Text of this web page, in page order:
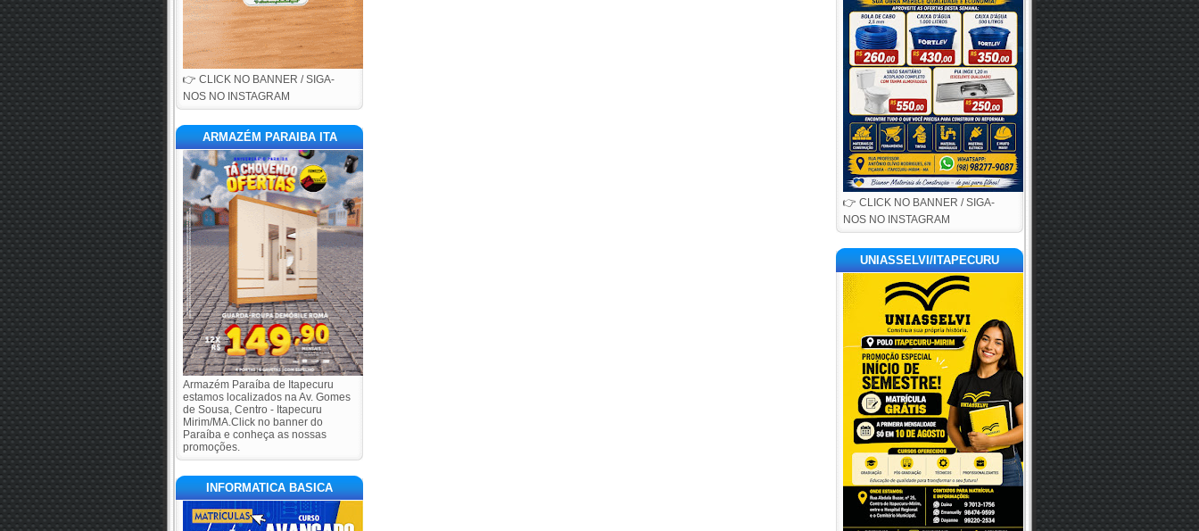
👉 CLICK NO BANNER / SIGA-
NOS NO INSTAGRAM
ARMAZÉM PARAIBA ITA
Armazém Paraíba de Itapecuru
estamos localizados na Av. Gomes
de Sousa, Centro - Itapecuru
Mirim/MA.Click no banner do
Paraíba e conheça as nossas
promoções.
INFORMATICA BASICA
👉 CLICK NO BANNER / SIGA-
NOS NO INSTAGRAM
UNIASSELVI/ITAPECURU